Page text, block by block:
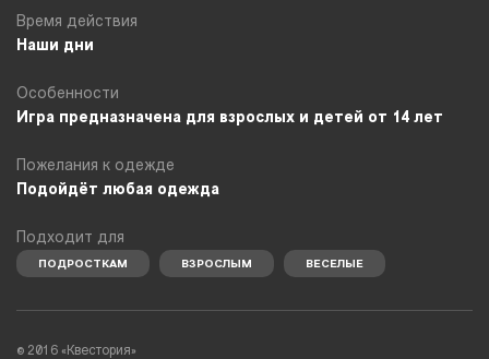
Время действия
Наши дни
Особенности
Игра предназначена для взрослых и детей от 14 лет
Пожелания к одежде
Подойдёт любая одежда
Подходит для
ПОДРОСТКАМ ВЗРОСЛЫМ ВЕСЕЛЫЕ
© 2016 «Квестория»